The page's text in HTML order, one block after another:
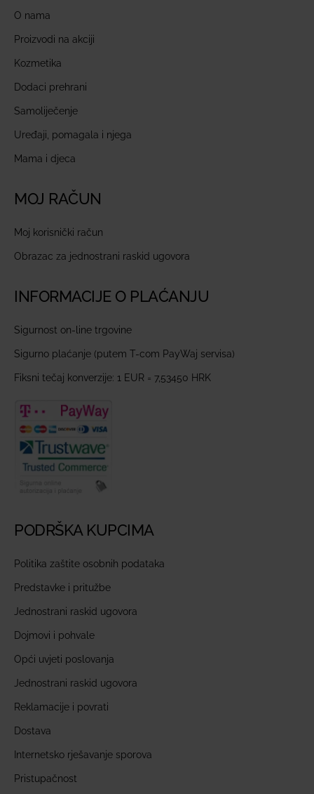
O nama
Proizvodi na akciji
Kozmetika
Dodaci prehrani
Samoliječenje
Uređaji, pomagala i njega
Mama i djeca
MOJ RAČUN
Moj korisnički račun
Obrazac za jednostrani raskid ugovora
INFORMACIJE O PLAĆANJU
Sigurnost on-line trgovine
Sigurno plaćanje (putem T-com PayWaj servisa)
Fiksni tečaj konverzije: 1 EUR = 7,53450 HRK
PODRŠKA KUPCIMA
Politika zaštite osobnih podataka
Predstavke i pritužbe
Jednostrani raskid ugovora
Dojmovi i pohvale
Opći uvjeti poslovanja
Jednostrani raskid ugovora
Reklamacije i povrati
Dostava
Internetsko rješavanje sporova
Pristupačnost